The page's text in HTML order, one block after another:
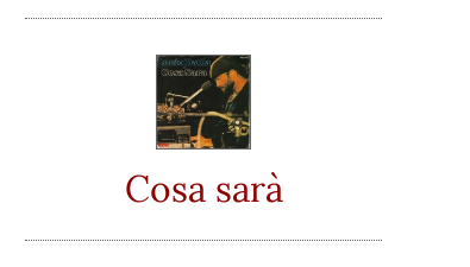
Cosa sarà